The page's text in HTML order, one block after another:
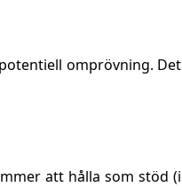
omprövning. Det
att hålla som stöd (i